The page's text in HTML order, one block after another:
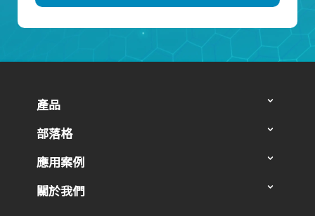
產品
部落格
應用案例
關於我們